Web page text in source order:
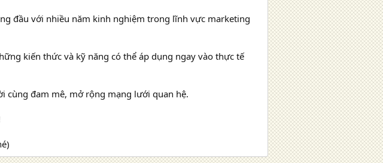
đầu với nhiều năm kinh nghiệm trong lĩnh vực marketing
kiến thức và kỹ năng có thể áp dụng ngay vào thực tế
cùng đam mê, mở rộng mạng lưới quan hệ.